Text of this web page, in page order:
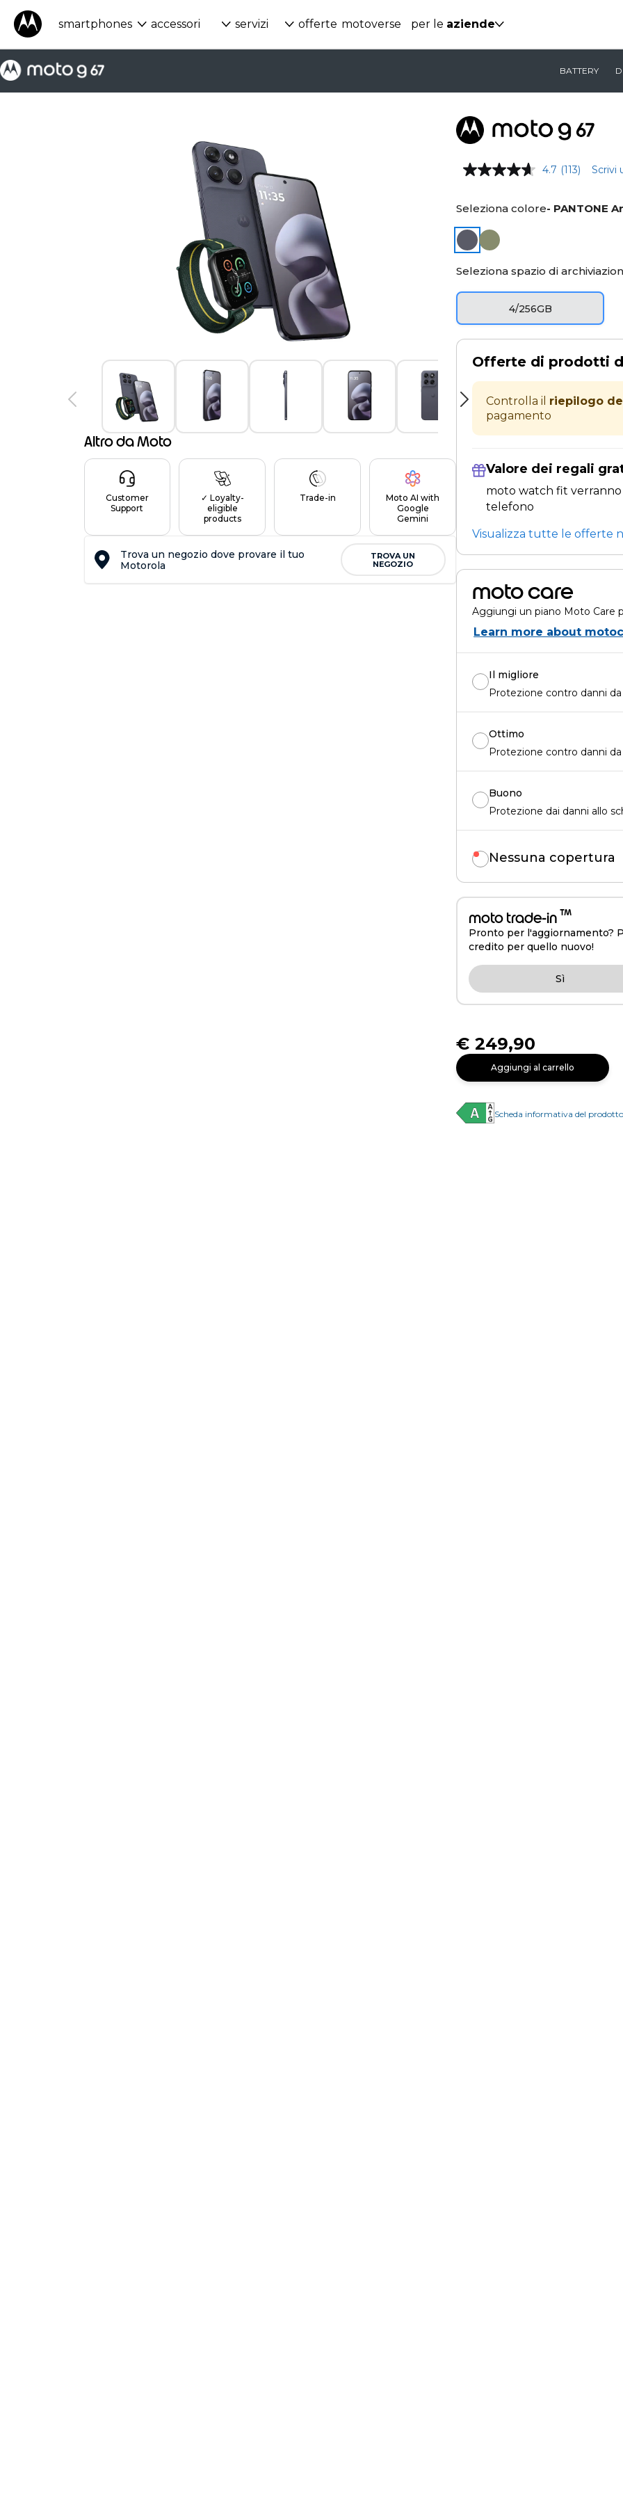
smartphones accessori servizi offerte motoverse per le aziende
BATTERY
Altro da Moto
Customer
Support
✓ Loyalty-
eligible
products
Trade-in
Moto AI with
Google
Gemini
Trova un negozio dove provare il tuo
Motorola
TROVA UN
NEGOZIO
4.7 (113) Scrivi
Seleziona colore- PANTONE
Seleziona spazio di
4/256GB
Offerte di prodotti
Controlla il riepilogo
pagamento
Valore dei regali
moto watch fit
telefono
Visualizza tutte le offerte
moto care
Aggiungi un piano Moto Care
Learn more about
Il migliore
Protezione contro danni
Ottimo
Protezione contro danni
Buono
Protezione dai danni allo
Nessuna copertura
moto trade-in ™
Pronto per l'aggiornamento?
credito per quello nuovo!
Sì
€ 249,90
Aggiungi al carrello
Scheda informativa del